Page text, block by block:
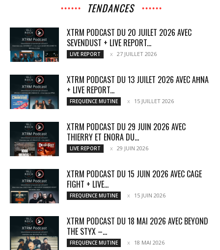
TENDANCES
XTRM PODCAST DU 20 JUILET 2026 AVEC
SEVENDUST + LIVE REPORT...
LIVE REPORT 27 JUILLET 2026
XTRM PODCAST DU 13 JUILET 2026 AVEC AĦNA
+ LIVE REPORT...
FREQUENCE MUTINE 15 JUILLET 2026
XTRM PODCAST DU 29 JUIN 2026 AVEC
THIERRY ET ENORA DU...
LIVE REPORT 29 JUIN 2026
XTRM PODCAST DU 15 JUIN 2026 AVEC CAGE
FIGHT + LIVE...
FREQUENCE MUTINE 15 JUIN 2026
XTRM PODCAST DU 18 MAI 2026 AVEC BEYOND
THE STYX –...
FREQUENCE MUTINE 18 MAI 2026